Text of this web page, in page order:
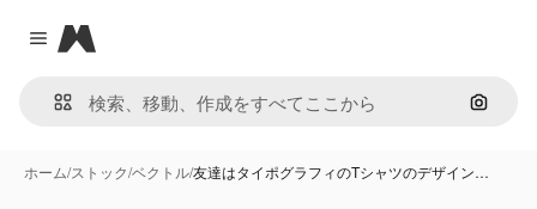
Close menu
Magnific
画像で
ホーム/ストック/ベクトル/友達はタイポグラフィのTシャツのデザイン…